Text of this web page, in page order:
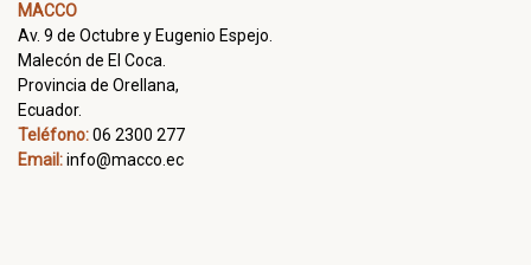
MACCO
Av. 9 de Octubre y Eugenio Espejo.
Malecón de El Coca.
Provincia de Orellana,
Ecuador.
Teléfono:06 2300 277
Email:info@macco.ec